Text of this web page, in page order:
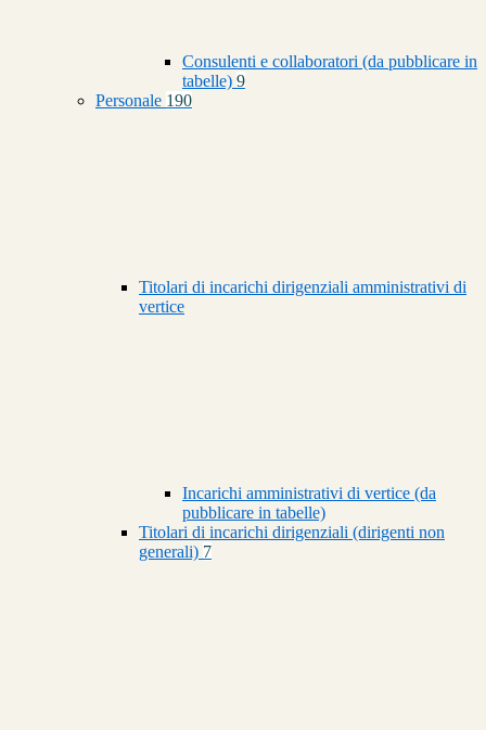
Consulenti e collaboratori (da pubblicare in
tabelle) 9
Personale 190
Titolari di incarichi dirigenziali amministrativi di
vertice
Incarichi amministrativi di vertice (da
pubblicare in tabelle)
Titolari di incarichi dirigenziali (dirigenti non
generali) 7